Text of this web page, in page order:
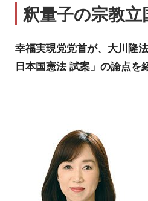
釈量子の宗教
幸福実現党党首が、大川隆
日本国憲法 試案」の論点を